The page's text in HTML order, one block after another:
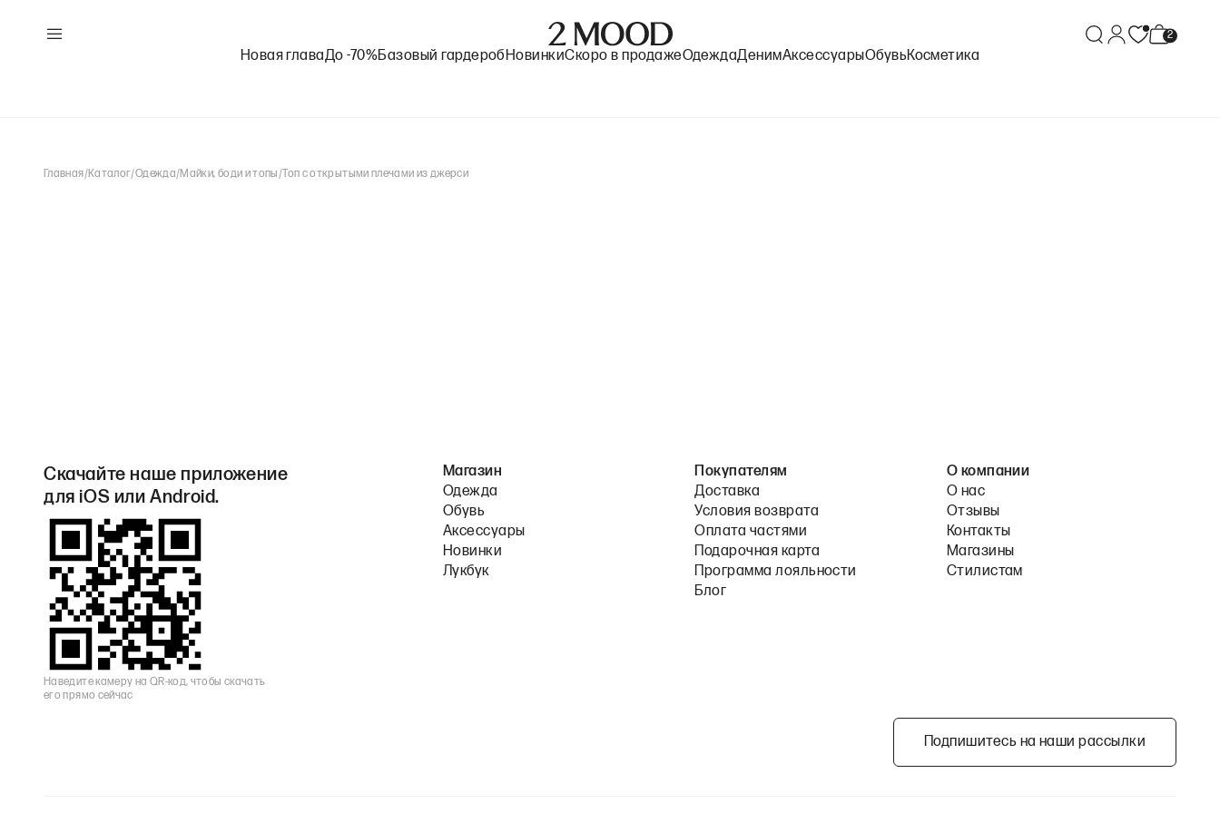
Новая главаДо -70%Базовый гардероб НовинкиСкоро в продажеОдеждаДенимАксессуарыОбувьКосметика
Главная/Каталог/Одежда/Майки, боди и топы / Топ с открытыми плечами из джерси
Скачайте наше приложение
для iOS или Android.
Наведите камеру на QR-код, чтобы скачать
его прямо сейчас
Магазин
Одежда
Обувь
Аксессуары
Новинки
Лукбук
Покупателям
Доставка
Условия возврата
Оплата частями
Подарочная карта
Программа лояльности
Блог
О компании
О нас
Отзывы
Контакты
Магазины
Стилистам
Подпишитесь на наши рассылки